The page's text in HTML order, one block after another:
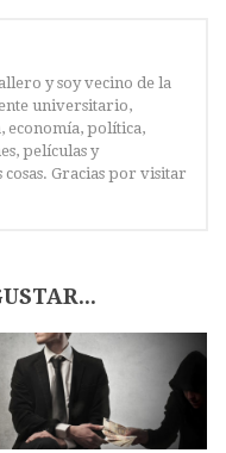
y soy vecino de la
universitario,
economía, política,
películas y
Gracias por visitar